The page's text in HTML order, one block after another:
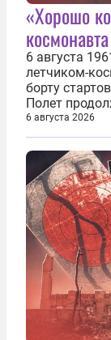
«Хорошо
6 августа
летчиком-
борту
Полет
второй
Советского
зачастую
6 августа 2026